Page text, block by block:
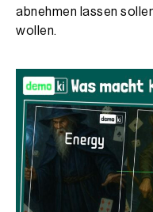
abnehmen lassen
wollen.